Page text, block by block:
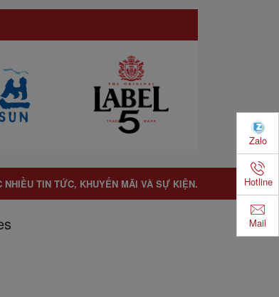
TIN TỨC, KHUYẾN MÃI VÀ SỰ KIỆN.
Zalo
Hotline
Mail